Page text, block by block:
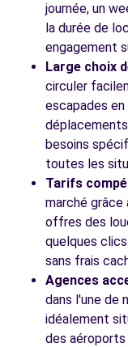
13-15
QUETIGNY,
Voir l'agence
journée, un
la durée de
engagement
Large choix
circuler
escapades
besoins
toutes les
Tarifs
marché
offres des
quelques
sans frais
Agences
dans l'une de
idéalement
des